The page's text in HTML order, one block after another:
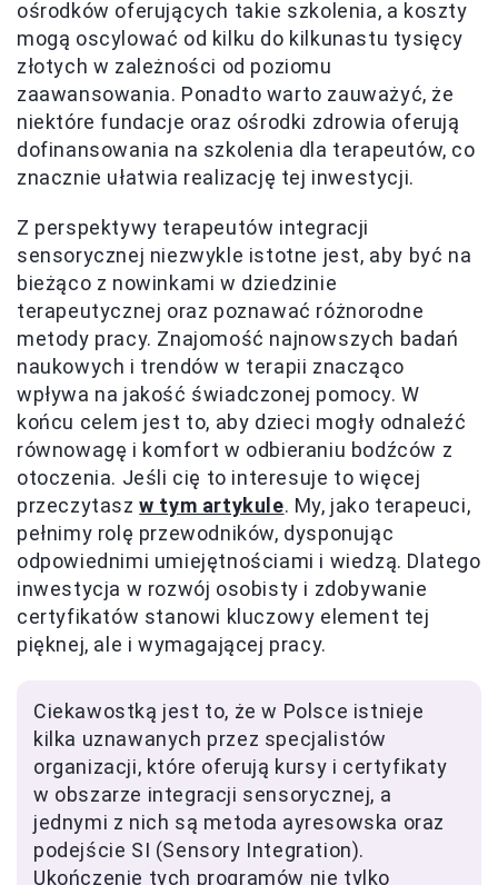
ośrodków oferujących takie szkolenia, a koszty
mogą oscylować od kilku do kilkunastu tysięcy
złotych w zależności od poziomu
zaawansowania. Ponadto warto zauważyć, że
niektóre fundacje oraz ośrodki zdrowia oferują
dofinansowania na szkolenia dla terapeutów, co
znacznie ułatwia realizację tej inwestycji.
Z perspektywy terapeutów integracji
sensorycznej niezwykle istotne jest, aby być na
bieżąco z nowinkami w dziedzinie
terapeutycznej oraz poznawać różnorodne
metody pracy. Znajomość najnowszych badań
naukowych i trendów w terapii znacząco
wpływa na jakość świadczonej pomocy. W
końcu celem jest to, aby dzieci mogły odnaleźć
równowagę i komfort w odbieraniu bodźców z
otoczenia. Jeśli cię to interesuje to więcej
przeczytaszw tym artykule. My, jako terapeuci,
pełnimy rolę przewodników, dysponując
odpowiednimi umiejętnościami i wiedzą. Dlatego
inwestycja w rozwój osobisty i zdobywanie
certyfikatów stanowi kluczowy element tej
pięknej, ale i wymagającej pracy.
Ciekawostką jest to, że w Polsce istnieje
kilka uznawanych przez specjalistów
organizacji, które oferują kursy i certyfikaty
w obszarze integracji sensorycznej, a
jednymi z nich są metoda ayresowska oraz
podejście SI (Sensory Integration).
Ukończenie tych programów nie tylko